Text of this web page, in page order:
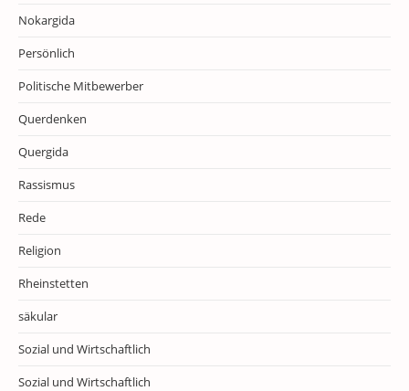
Nokargida
Persönlich
Politische Mitbewerber
Querdenken
Quergida
Rassismus
Rede
Religion
Rheinstetten
säkular
Sozial und Wirtschaftlich
Sozial und Wirtschaftlich